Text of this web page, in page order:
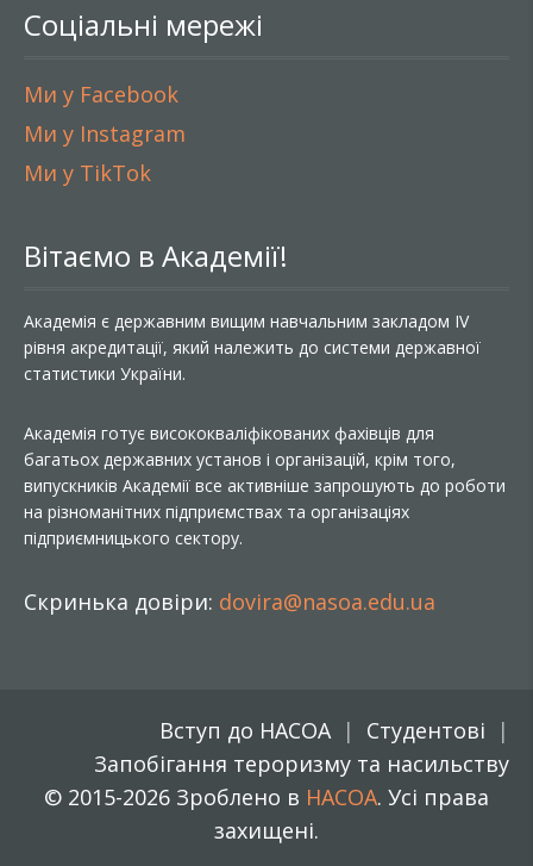
Соціальні мережі
Ми у Facebook
Ми у Instagram
Ми у TikTok
Вітаємо в Академії!
Академія є державним вищим навчальним закладом IV
рівня акредитації, який належить до системи державної
статистики України.
Академія готує висококваліфікованих фахівців для
багатьох державних установ і організацій, крім того,
випускників Академії все активніше запрошують до роботи
на різноманітних підприємствах та організаціях
підприємницького сектору.
Скринька довіри: dovira@nasoa.edu.ua
Вступ до НАСОА
Студентові
Запобігання тероризму та насильству
© 2015-2026 Зроблено в НАСОА. Усі права
захищені.